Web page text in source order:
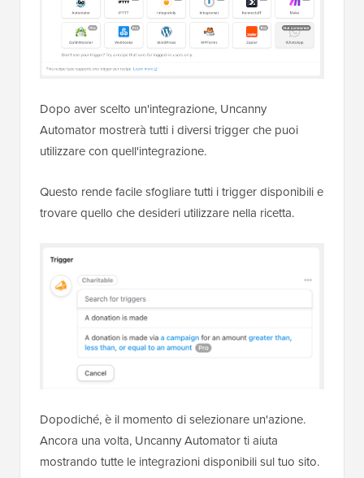
Dopo aver scelto un'integrazione, Uncanny
Automator mostrerà tutti i diversi trigger che puoi
utilizzare con quell'integrazione.
Questo rende facile sfogliare tutti i trigger disponibili e
trovare quello che desideri utilizzare nella ricetta.
Dopodiché, è il momento di selezionare un'azione.
Ancora una volta, Uncanny Automator ti aiuta
mostrando tutte le integrazioni disponibili sul tuo sito.